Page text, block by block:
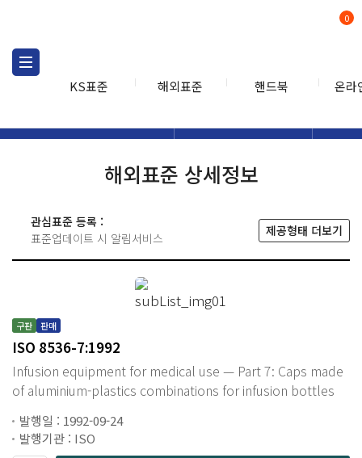
KS표준 해외표준 핸드북 온라
0
해외표준 상세정보
관심표준 등록 :
표준업데이트 시 알림서비스
제공형태 더보기
구판 판매
ISO 8536-7:1992
Infusion equipment for medical use — Part 7: Caps made
of aluminium-plastics combinations for infusion bottles
발행일 : 1992-09-24
발행기관 : ISO